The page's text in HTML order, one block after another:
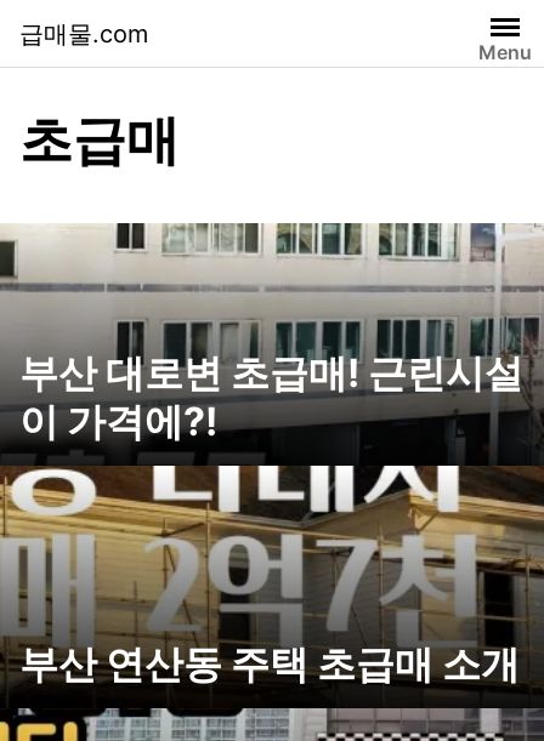
급매물.com
Menu
초급매
부산 대로변 초급매! 근린시설
이 가격에?!
부산 연산동 주택 초급매 소개